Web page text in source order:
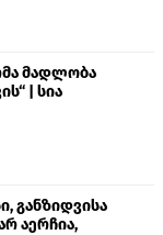
მადლობა
| სია
განზიდვისა
აერჩია,